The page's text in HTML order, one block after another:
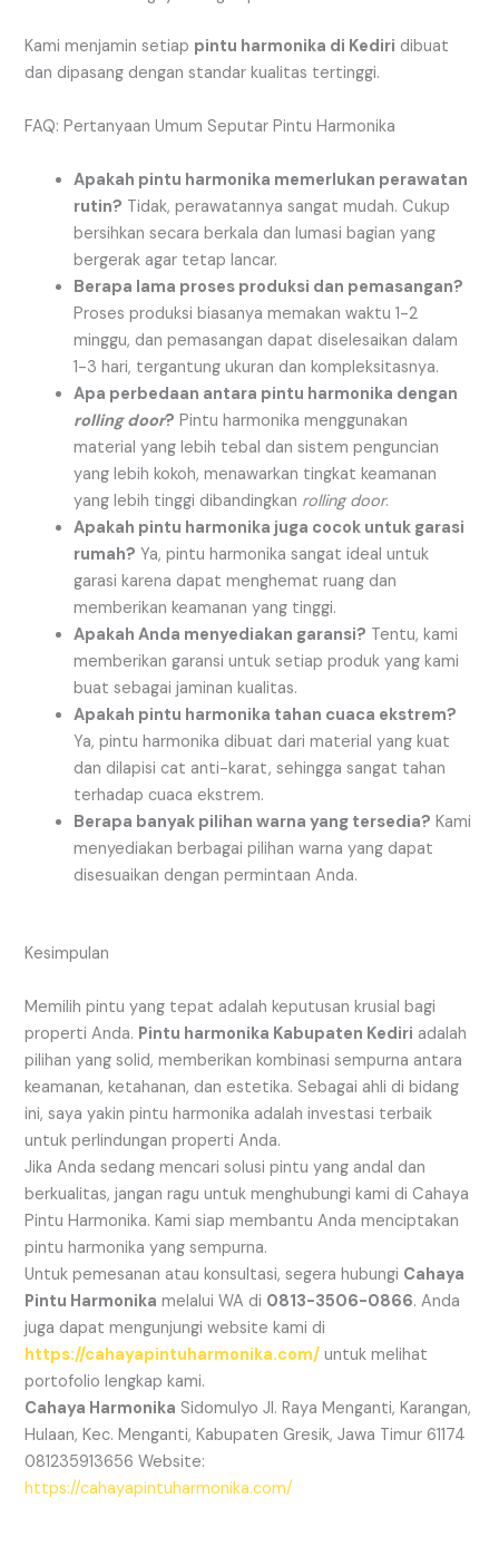
Kami menjamin setiap pintu harmonika di Kediri dibuat
dan dipasang dengan standar kualitas tertinggi.
FAQ: Pertanyaan Umum Seputar Pintu Harmonika
Apakah pintu harmonika memerlukan perawatan
rutin? Tidak, perawatannya sangat mudah. Cukup
bersihkan secara berkala dan lumasi bagian yang
bergerak agar tetap lancar.
Berapa lama proses produksi dan pemasangan?
Proses produksi biasanya memakan waktu 1-2
minggu, dan pemasangan dapat diselesaikan dalam
1-3 hari, tergantung ukuran dan kompleksitasnya.
Apa perbedaan antara pintu harmonika dengan
rolling door? Pintu harmonika menggunakan
material yang lebih tebal dan sistem penguncian
yang lebih kokoh, menawarkan tingkat keamanan
yang lebih tinggi dibandingkan rolling door.
Apakah pintu harmonika juga cocok untuk garasi
rumah? Ya, pintu harmonika sangat ideal untuk
garasi karena dapat menghemat ruang dan
memberikan keamanan yang tinggi.
Apakah Anda menyediakan garansi? Tentu, kami
memberikan garansi untuk setiap produk yang kami
buat sebagai jaminan kualitas.
Apakah pintu harmonika tahan cuaca ekstrem?
Ya, pintu harmonika dibuat dari material yang kuat
dan dilapisi cat anti-karat, sehingga sangat tahan
terhadap cuaca ekstrem.
Berapa banyak pilihan warna yang tersedia? Kami
menyediakan berbagai pilihan warna yang dapat
disesuaikan dengan permintaan Anda.
Kesimpulan
Memilih pintu yang tepat adalah keputusan krusial bagi
properti Anda. Pintu harmonika Kabupaten Kediri adalah
pilihan yang solid, memberikan kombinasi sempurna antara
keamanan, ketahanan, dan estetika. Sebagai ahli di bidang
ini, saya yakin pintu harmonika adalah investasi terbaik
untuk perlindungan properti Anda.
Jika Anda sedang mencari solusi pintu yang andal dan
berkualitas, jangan ragu untuk menghubungi kami di Cahaya
Pintu Harmonika. Kami siap membantu Anda menciptakan
pintu harmonika yang sempurna.
Untuk pemesanan atau konsultasi, segera hubungi Cahaya
Pintu Harmonika melalui WA di 0813-3506-0866. Anda
juga dapat mengunjungi website kami di
https://cahayapintuharmonika.com/ untuk melihat
portofolio lengkap kami.
Cahaya Harmonika Sidomulyo Jl. Raya Menganti, Karangan,
Hulaan, Kec. Menganti, Kabupaten Gresik, Jawa Timur 61174
081235913656 Website:
https://cahayapintuharmonika.com/